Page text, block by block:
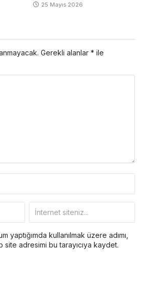
25 Mayıs 2026
Gerekli alanlar * ile
yaptığımda kullanılmak üzere adımı,
adresimi bu tarayıcıya kaydet.